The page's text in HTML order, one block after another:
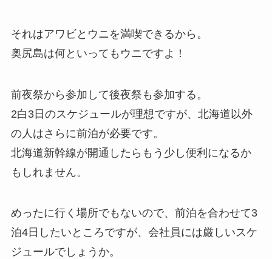
それはアワビとウニを満喫できるから。
奥尻島は何といってもウニですよ！
前夜祭から参加して後夜祭も参加する。
2白3日のスケジュールが理想ですが、北海道以外
の人はさらに前泊が必要です。
北海道新幹線が開通したらもう少し便利になるか
もしれません。
めったに行く場所でもないので、前泊を合わせて3
泊4日したいところですが、会社員には厳しいスケ
ジュールでしょうか。